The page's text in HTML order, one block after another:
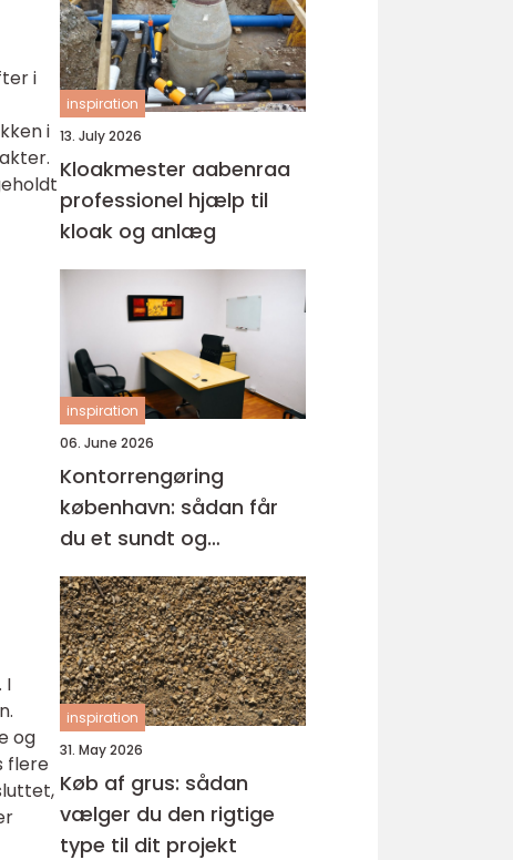
i
i
I
og
flere
inspiration
13. July 2026
Kloakmester aabenraa
professionel hjælp til
kloak og anlæg
inspiration
06. June 2026
Kontorrengøring
københavn: sådan får
du et sundt og
professionelt
arbejdsmiljø
inspiration
31. May 2026
Køb af grus: sådan
vælger du den rigtige
type til dit projekt